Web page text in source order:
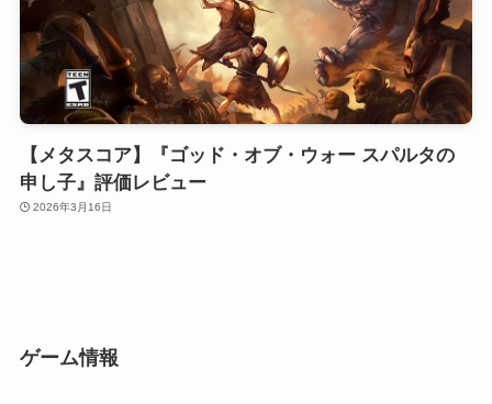
【メタスコア】『ゴッド・オブ・ウォー スパルタの
申し子』評価レビュー
2026年3月16日
ゲーム情報